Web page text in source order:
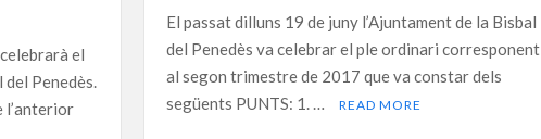
el
del Penedès.
l’anterior
El passat dilluns 19 de juny l’Ajuntament de la Bisbal
del Penedès va celebrar el ple ordinari corresponent
al segon trimestre de 2017 que va constar dels
següents PUNTS: 1. …
READ MORE